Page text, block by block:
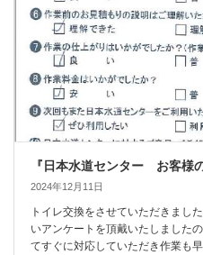
『日本水道センター お客様の
2024年12月11日
トイレ交換をさせていただきまし
いアンケートを頂戴いたしまし
てすぐに対応していただき作業も